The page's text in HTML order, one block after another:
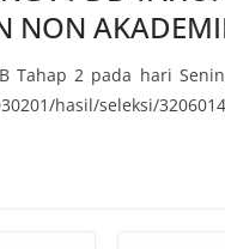
NON
Tahap 2 pada hari
hasil/seleksi/